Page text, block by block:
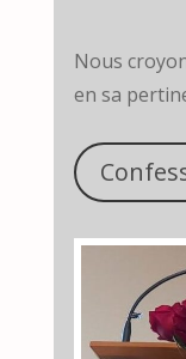
Nous
en sa